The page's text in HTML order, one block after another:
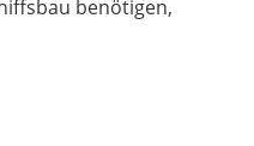
benötigen,